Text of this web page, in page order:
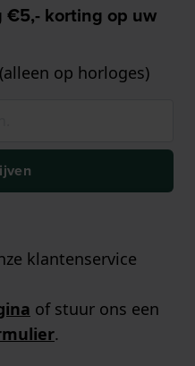
€5,- korting op uw
op horloges)
klantenservice
of stuur ons een
.